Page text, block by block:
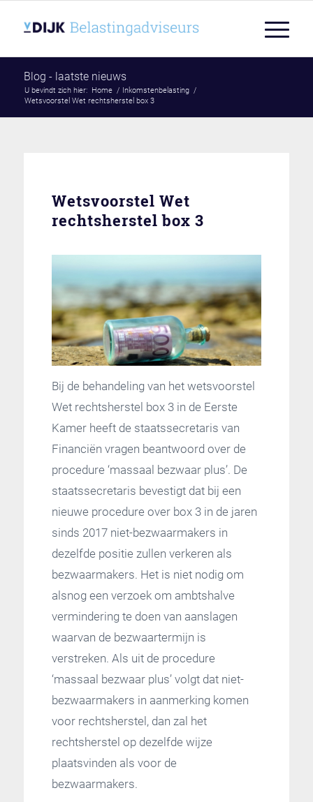
Blog - laatste nieuws
U bevindt zich hier: Home / Inkomstenbelasting /
Wetsvoorstel Wet rechtsherstel box 3
Wetsvoorstel Wet
rechtsherstel box 3
Bij de behandeling van het wetsvoorstel
Wet rechtsherstel box 3 in de Eerste
Kamer heeft de staatssecretaris van
Financiën vragen beantwoord over de
procedure ‘massaal bezwaar plus’. De
staatssecretaris bevestigt dat bij een
nieuwe procedure over box 3 in de jaren
sinds 2017 niet-bezwaarmakers in
dezelfde positie zullen verkeren als
bezwaarmakers. Het is niet nodig om
alsnog een verzoek om ambtshalve
vermindering te doen van aanslagen
waarvan de bezwaartermijn is
verstreken. Als uit de procedure
‘massaal bezwaar plus’ volgt dat niet-
bezwaarmakers in aanmerking komen
voor rechtsherstel, dan zal het
rechtsherstel op dezelfde wijze
plaatsvinden als voor de
bezwaarmakers.